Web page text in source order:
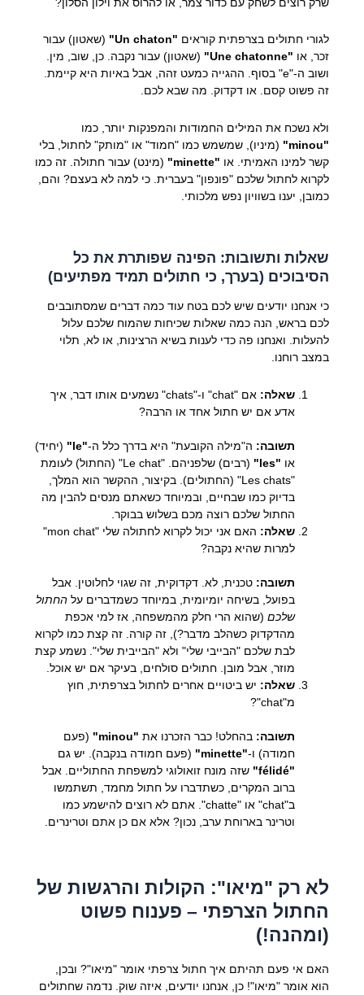
לגורי חתולים בצרפתית קוראים "Un chaton"
(שאטון) עבור
זכר, או "Une chatonne"
(שאטון) עבור נקבה. כן, שוב, מין.
ושוב ה-"e" בסוף. ההגייה כמעט זהה, אבל באיות היא קיימת.
זה פשוט קסם. או דקדוק. מה שבא לכם.
ולא נשכח את המילים החמודות והמפנקות יותר, כמו
"minou"
(מיניו), שמשמש כמו "חמוד" או "מותק" לחתול, בלי
קשר למינו האמיתי. או "minette"
(מינט) עבור חתולה. זה כמו
לקרוא לחתול שלכם "פונפון" בעברית. כי למה לא בעצם? והם,
כמובן, יענו בשוויון נפש מלכותי.
שאלות ותשובות: הפינה שפותרת את כל
הסיבוכים (בערך, כי חתולים תמיד מפתיעים)
כי אנחנו יודעים שיש לכם בטח עוד כמה דברים שמסתובבים
לכם בראש, הנה כמה שאלות שכיחות שהמוח שלכם עלול
להעלות. ואנחנו פה כדי לענות בשיא הרצינות, או לא, תלוי
במצב רוחנו.
שאלה:
אם "chat" ו-"chats" נשמעים אותו דבר, איך
אדע אם יש חתול אחד או הרבה?
תשובה: ה"מילה הקובעת" היא בדרך כלל ה-"le"
(יחיד)
או "les"
(רבים) שלפניהם. "Le chat" (החתול) לעומת
"Les chats" (החתולים). בקיצור, ההקשר הוא המלך,
בדיוק כמו שבחיים, ובמיוחד כשאתם מנסים להבין מה
החתול שלכם רוצה מכם בשלוש בבוקר.
שאלה:
האם אני יכול לקרוא לחתולה שלי "mon chat"
למרות שהיא נקבה?
תשובה: טכנית, לא. דקדוקית, זה שגוי לחלוטין. אבל
בפועל, בשיחה יומיומית, במיוחד כשמדברים על החתול
שלכם(שהוא הרי חלק מהמשפחה, אז למי אכפת
מהדקדוק כשהלב מדבר?), זה קורה. זה קצת כמו לקרוא
לבת שלכם "הבייבי שלי" ולא "הבייבית שלי". נשמע קצת
מוזר, אבל מובן. חתולים סולחים, בעיקר אם יש אוכל.
שאלה: יש ביטויים אחרים לחתול בצרפתית, חוץ
מ"chat"?
תשובה: בהחלט! כבר הזכרנו את "minou"
(פעם
חמודה) ו-"minette"
(פעם חמודה בנקבה). יש גם
"félidé"
שזה מונח זואולוגי למשפחת החתוליים. אבל
ברוב המקרים, כשתדברו על חתול מחמד, תשתמשו
ב"chat" או "chatte". אתם לא רוצים להישמע כמו
וטרינר בארוחת ערב, נכון? אלא אם כן אתם וטרינרים.
לא רק "מיאו": הקולות והרגשות של
החתול הצרפתי – פענוח פשוט
(ומהנה!)
האם אי פעם תהיתם איך חתול צרפתי אומר "מיאו"? ובכן,
הוא אומר "מיאו"! כן, אנחנו יודעים, איזה שוק. נדמה שחתולים